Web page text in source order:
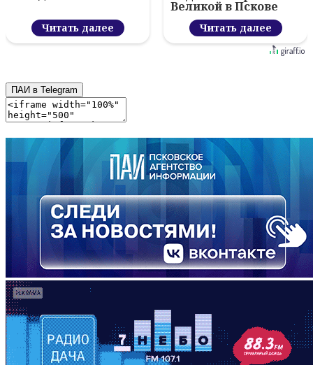
Читать далее
Великой в Пскове
Читать далее
ПАИ в Telegram